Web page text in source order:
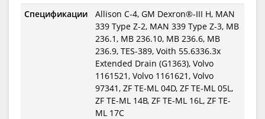
Спецификации
Allison C-4, GM Dexron®-III H, MAN
339 Type Z-2, MAN 339 Type Z-3, MB
236.1, MB 236.10, MB 236.6, MB
236.9, TES-389, Voith 55.6336.3x
Extended Drain (G1363), Volvo
1161521, Volvo 1161621, Volvo
97341, ZF TE-ML 04D, ZF TE-ML 05L,
ZF TE-ML 14B, ZF TE-ML 16L, ZF TE-
ML 17C